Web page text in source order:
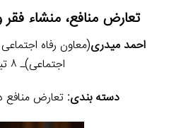
تعارض منافع، منشاء فقر
احمد میدری(معاون رفاه
اجتماعی)‏ـ ۸ تیر ۹۹
دسته بندی: تعارض